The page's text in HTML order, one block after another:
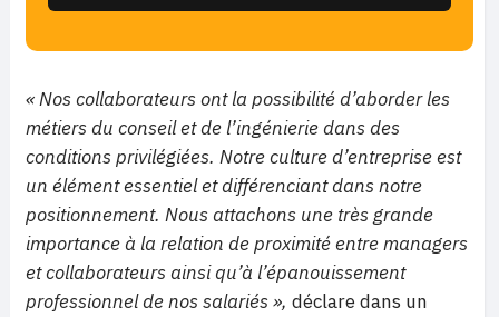
« Nos collaborateurs ont la possibilité d’aborder les
métiers du conseil et de l’ingénierie dans des
conditions privilégiées. Notre culture d’entreprise est
un élément essentiel et différenciant dans notre
positionnement. Nous attachons une très grande
importance à la relation de proximité entre managers
et collaborateurs ainsi qu’à l’épanouissement
professionnel de nos salariés », déclare dans un